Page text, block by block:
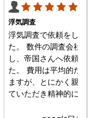
撃しております。その件
本人に正直に伝え、なん
か解決しておりますが、
局ごみを捨てていた住民
方が先に退居しました。
浮気調査
浮気調査で依頼をしまし
た。 数件の調査会社へ
し、帝国さんへ依頼しま
た。 費用は平均的だと
ますが、とにかく親身に
ていただき精神的にも支